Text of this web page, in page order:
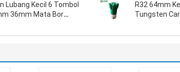
Lubang Kecil 6 Tombol
36mm Mata Bor
R32 64mm
Tungsten